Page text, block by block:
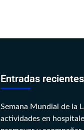
Entradas recientes
Semana Mundial de la
actividades en